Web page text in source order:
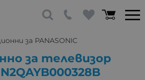
за PANASONIC
за телевизор